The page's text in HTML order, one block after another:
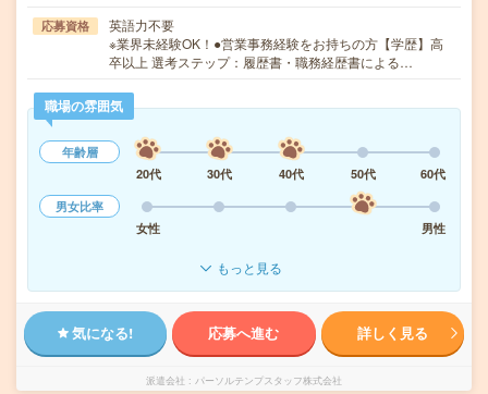
応募資格
英語力不要
※業界未経験OK！●営業事務経験をお持ちの方【学歴】高
卒以上 選考ステップ：履歴書・職務経歴書による…
職場の雰囲気
年齢層
20代
30代 40代 50代
60代
男女比率
女性
男性
もっと見る
気になる! 応募へ進む 詳しく見る
派遣会社 パーソルテンプスタッフ株式会社